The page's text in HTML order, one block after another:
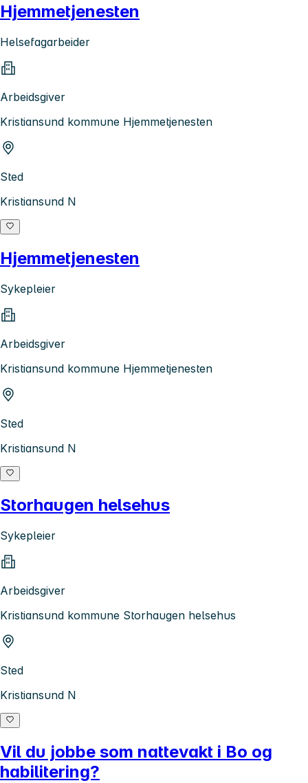
Hjemmetjenesten
Helsefagarbeider
Arbeidsgiver
Kristiansund kommune Hjemmetjenesten
Sted
Kristiansund N
Hjemmetjenesten
Sykepleier
Arbeidsgiver
Kristiansund kommune Hjemmetjenesten
Sted
Kristiansund N
Storhaugen helsehus
Sykepleier
Arbeidsgiver
Kristiansund kommune Storhaugen helsehus
Sted
Kristiansund N
Vil du jobbe som nattevakt i Bo og
habilitering?